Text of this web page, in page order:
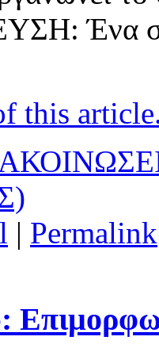
Ένα
this
| Permalink